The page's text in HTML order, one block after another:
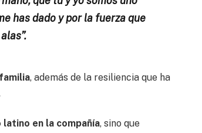
has dado y por la fuerza que
, además de la resiliencia que ha
en la compañía, sino que